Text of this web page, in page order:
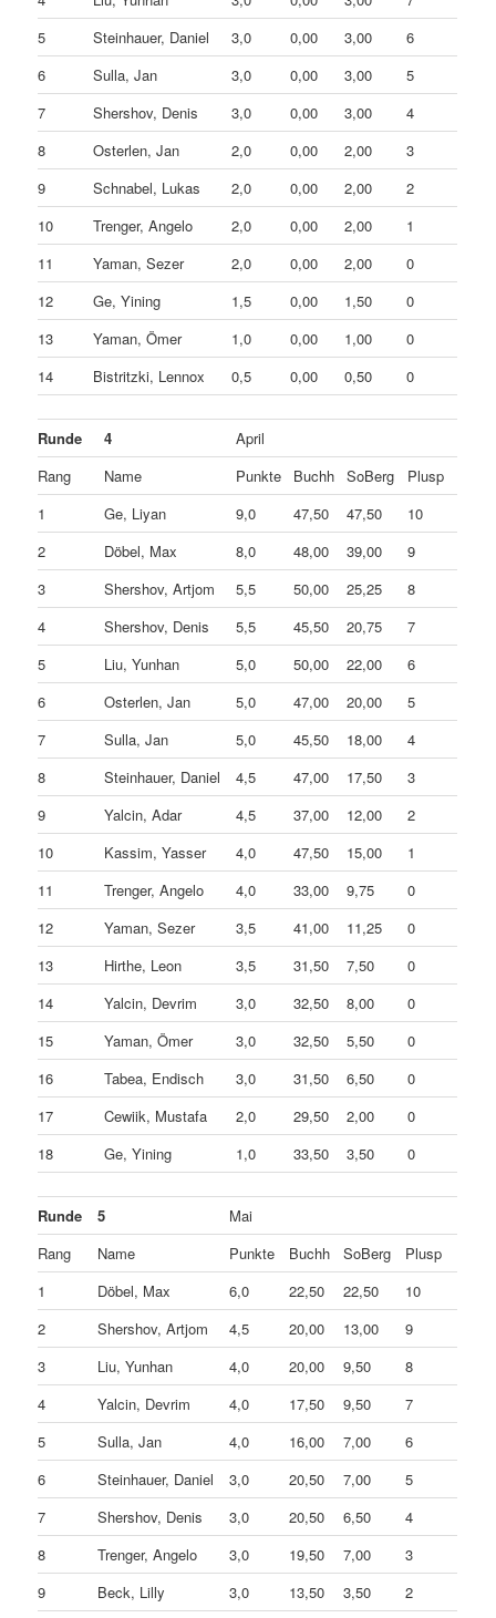
5
Steinhauer, Daniel 3,0 0,00 3,00
6
6
Sulla, Jan 3,0 0,00 3,00
5
7
Shershov, Denis 3,0 0,00 3,00
4
8
Osterlen, Jan 2,0 0,00 2,00
3
9
Schnabel, Lukas 2,0 0,00 2,00
2
10
Trenger, Angelo 2,0 0,00 2,00
1
11
Yaman, Sezer 2,0 0,00 2,00
0
12
Ge, Yining 1,5 0,00 1,50
0
13
Yaman, Ömer 1,0 0,00 1,00
0
14
Bistritzki, Lennox 0,5 0,00 0,50 0
Runde 4
April
Rang
Name Punkte Buchh SoBerg
Plusp
1
Ge, Liyan 9,0 47,50 47,50
10
2
Döbel, Max 8,0 48,00 39,00
9
3
Shershov, Artjom 5,5 50,00 25,25
8
4
Shershov, Denis 5,5 45,50 20,75
7
5
Liu, Yunhan 5,0 50,00 22,00
6
6
Osterlen, Jan 5,0 47,00 20,00
5
7
Sulla, Jan 5,0 45,50 18,00
4
8
Steinhauer, Daniel 4,5 47,00 17,50
3
9
Yalcin, Adar 4,5 37,00 12,00
2
10
Kassim, Yasser 4,0 47,50 15,00
1
11
Trenger, Angelo 4,0 33,00 9,75
0
12
Yaman, Sezer 3,5 41,00 11,25
0
13
Hirthe, Leon 3,5 31,50 7,50
0
14
Yalcin, Devrim 3,0 32,50 8,00
0
15
Yaman, Ömer 3,0 32,50 5,50
0
16
Tabea, Endisch 3,0 31,50 6,50
0
17
Cewiik, Mustafa 2,0 29,50 2,00
0
18
Ge, Yining 1,0 33,50 3,50 0
Runde 5
Mai
Rang
Name Punkte Buchh SoBerg
Plusp
1
Döbel, Max 6,0 22,50 22,50
10
2
Shershov, Artjom 4,5 20,00 13,00
9
3
Liu, Yunhan 4,0 20,00 9,50
8
4
Yalcin, Devrim 4,0 17,50 9,50
7
5
Sulla, Jan 4,0 16,00 7,00
6
6
Steinhauer, Daniel 3,0 20,50 7,00
5
7
Shershov, Denis 3,0 20,50 6,50
4
8
Trenger, Angelo 3,0 19,50 7,00
3
9
Beck, Lilly 3,0 13,50 3,50
2